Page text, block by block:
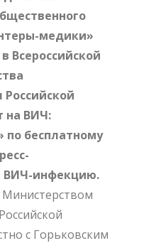
медики»
Всероссийской
на ВИЧ:
по бесплатному
ВИЧ-инфекцию.
с Горьковским